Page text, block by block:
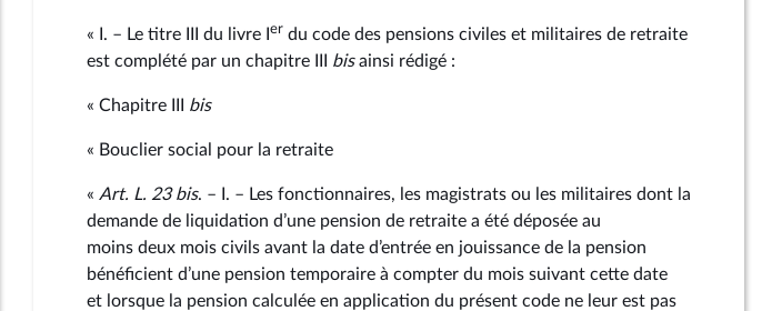
« I. – Le titre III du livre I er du code des pensions civiles et militaires de retraite
est complété par un chapitre III bisainsi rédigé :
« Chapitre III bis
« Bouclier social pour la retraite
« Art. L. 23 bis. – I. – Les fonctionnaires, les magistrats ou les militaires dont la
demande de liquidation d’une pension de retraite a été déposée au
moins deux mois civils avant la date d’entrée en jouissance de la pension
bénéficient d’une pension temporaire à compter du mois suivant cette date
et lorsque la pension calculée en application du présent code ne leur est pas